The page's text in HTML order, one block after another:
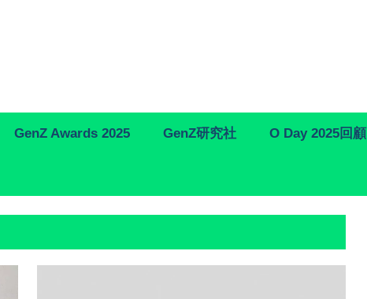
GenZ Awards 2025 GenZ研究社 O Day 2025回顧